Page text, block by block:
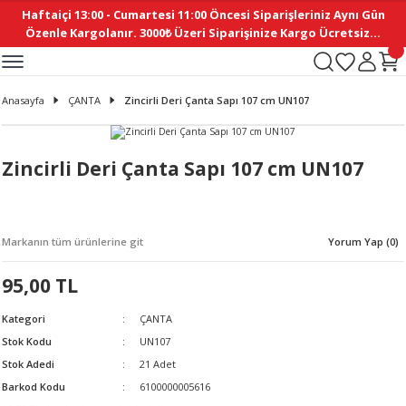
Haftaiçi 13:00 - Cumartesi 11:00 Öncesi Siparişleriniz Aynı Gün
Özenle Kargolanır. 3000₺ Üzeri Siparişinize Kargo Ücretsiz...
Geri Dön
Geri Dön
YASTIKLAR
Geri Dön
Geri Dön
YAPIMI
Geri Dön
Geri Dön
- DAİRESEL
Geri Dön
Geri Dön
Geri Dön
Geri Dön
Geri Dön
Geri Dön
Geri Dön
Geri Dön
Geri Dön
AKSESUAR
Geri Dön
Geri Dön
Geri Dön
Geri Dön
Geri Dön
Geri Dön
Anasayfa ÇANTA Zincirli Deri Çanta Sapı 107 cm UN107
Zincirli Deri Çanta Sapı 107 cm UN107
Markanın tüm ürünlerine git Yorum Yap (0)
95,00 TL
Kategori
ÇANTA
Stok Kodu
UN107
Stok Adedi
21 Adet
Barkod Kodu
6100000005616